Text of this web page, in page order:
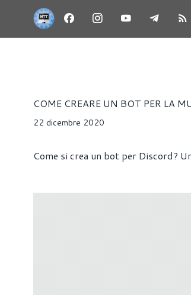
COME CREARE UN BOT PER LA
22 dicembre 2020
Come si crea un bot per Discord?